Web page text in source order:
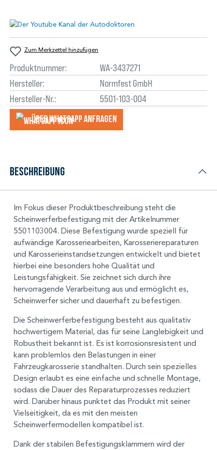
Zum Merkzettel hinzufügen
Produktnummer:
WA-3437271
Hersteller:
Normfest GmbH
Hersteller-Nr.:
5501-103-004
Über WhatsApp anfragеn
Beschreibung
Im Fokus dieser Produktbeschreibung steht die
Scheinwerferbefestigung mit der Artikelnummer
5501103004. Diese Befestigung wurde speziell für
aufwändige Karosseriearbeiten, Karosseriereparaturen
und Karosserieinstandsetzungen entwickelt und bietet
hierbei eine besonders hohe Qualität und
Leistungsfähigkeit. Sie zeichnet sich durch ihre
hervorragende Verarbeitung aus und ermöglicht es,
Scheinwerfer sicher und dauerhaft zu befestigen.
Die Scheinwerferbefestigung besteht aus qualitativ
hochwertigem Material, das für seine Langlebigkeit und
Robustheit bekannt ist. Es ist korrosionsresistent und
kann problemlos den Belastungen in einer
Fahrzeugkarosserie standhalten. Durch sein spezielles
Design erlaubt es eine einfache und schnelle Montage,
sodass die Dauer des Reparaturprozesses reduziert
wird. Darüber hinaus punktet das Produkt mit seiner
Vielseitigkeit, da es mit den meisten
Scheinwerfermodellen kompatibel ist.
Dank der stabilen Befestigungsklammern wird der